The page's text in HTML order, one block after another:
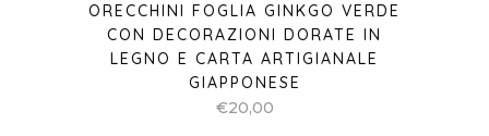
ORECCHINI FOGLIA GINKGO VERDE
CON DECORAZIONI DORATE IN
LEGNO E CARTA ARTIGIANALE
GIAPPONESE
€20,00